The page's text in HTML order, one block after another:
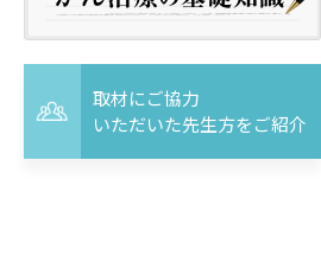
取材にご協力
いただいた先生方をご紹介